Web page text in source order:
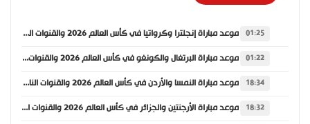
01:25 موعد مباراة إنجلترا وكرواتيا في كأس العالم 2026 والقنوات الناقلة
01:22 موعد مباراة البرتغال والكونغو في كأس العالم 2026 والقنوات الناقلة
18:34 موعد مباراة النمسا والأردن في كأس العالم 2026 والقنوات الناقلة
18:32 موعد مباراة الأرجنتين والجزائر في كأس العالم 2026 والقنوات الناقلة